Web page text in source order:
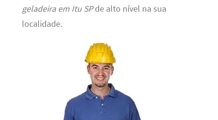
geladeira em Itu SPde alto nível na sua
localidade.